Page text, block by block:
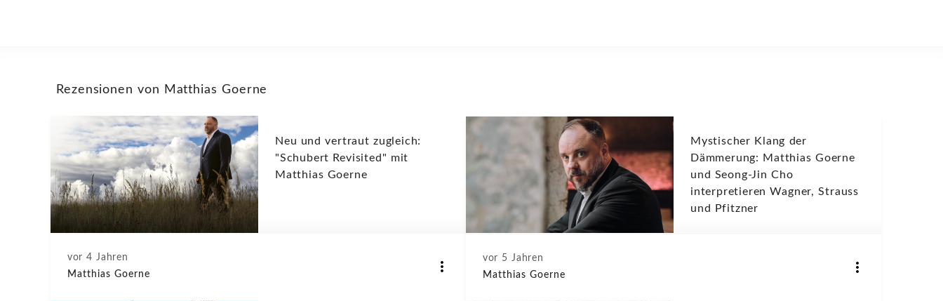
Rezensionen von Matthias Goerne
Neu und vertraut zugleich:
"Schubert Revisited" mit
Matthias Goerne
vor 4 Jahren
Matthias Goerne
Mystischer Klang der
Dämmerung: Matthias Goerne
und Seong-Jin Cho
interpretieren Wagner, Strauss
und Pfitzner
vor 5 Jahren
Matthias Goerne